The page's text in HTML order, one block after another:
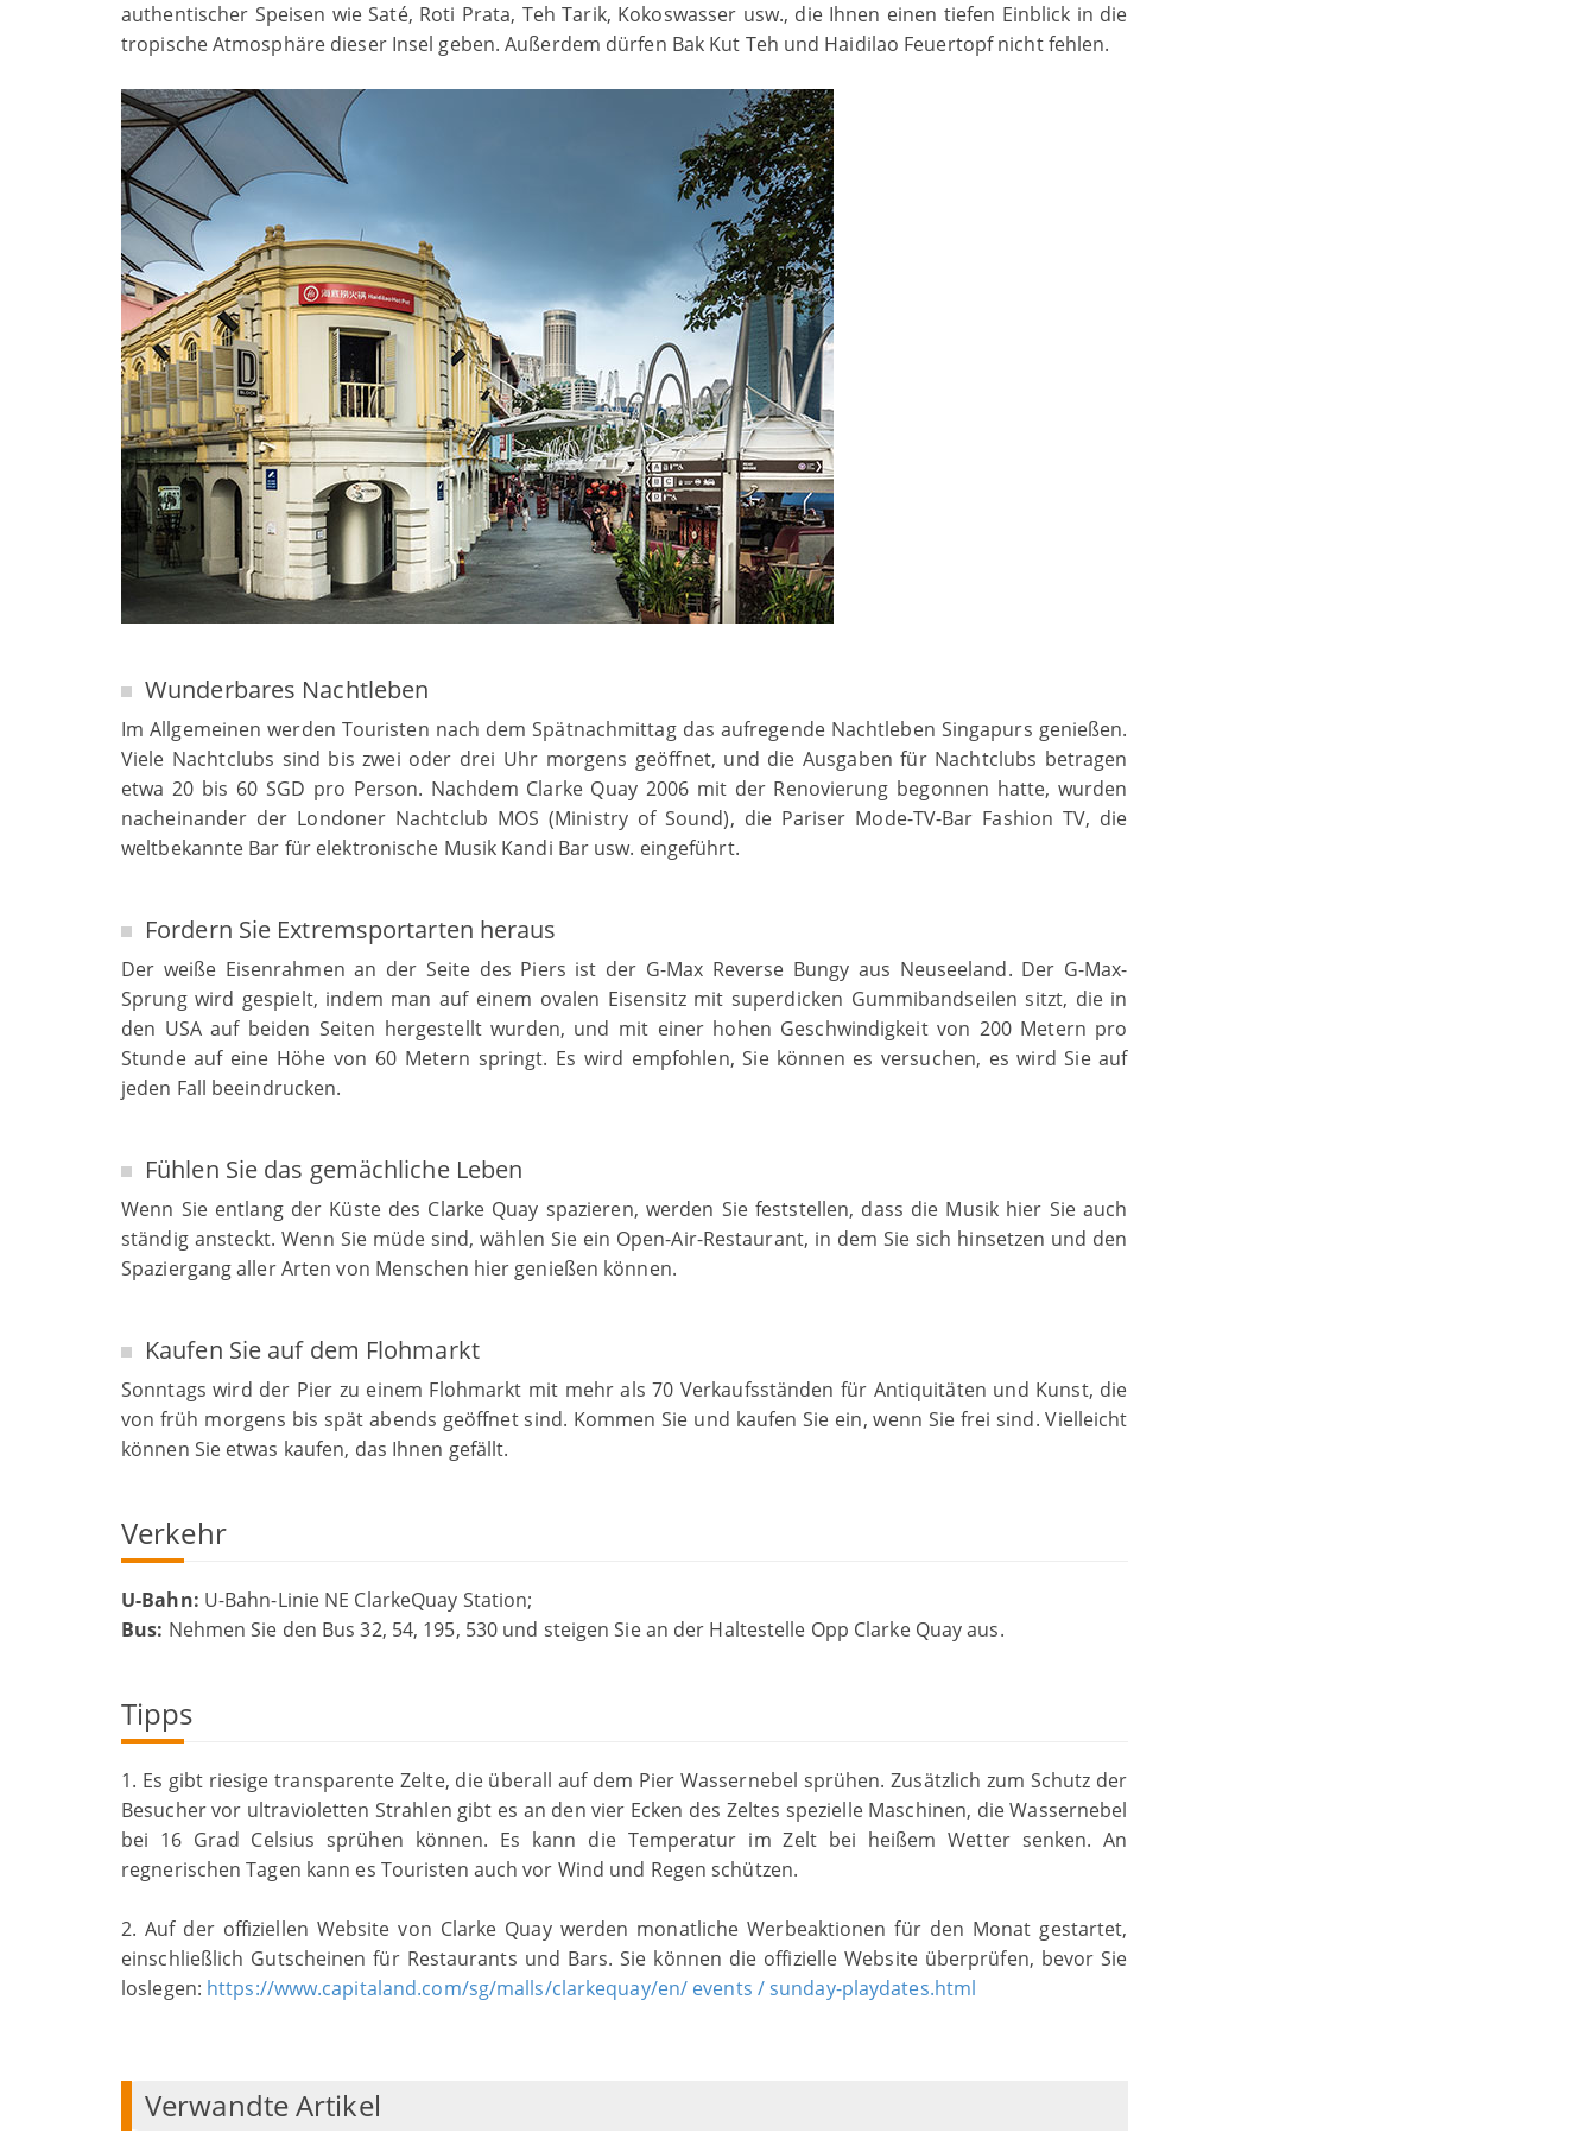
authentischer Speisen wie Saté, Roti Prata, Teh Tarik, Kokoswasser usw., die Ihnen einen tiefen Einblick in die
tropische Atmosphäre dieser Insel geben. Außerdem dürfen Bak Kut Teh und Haidilao Feuertopf nicht fehlen.
Wunderbares Nachtleben
Im Allgemeinen werden Touristen nach dem Spätnachmittag das aufregende Nachtleben Singapurs genießen.
Viele Nachtclubs sind bis zwei oder drei Uhr morgens geöffnet, und die Ausgaben für Nachtclubs betragen
etwa 20 bis 60 SGD pro Person. Nachdem Clarke Quay 2006 mit der Renovierung begonnen hatte, wurden
nacheinander der Londoner Nachtclub MOS (Ministry of Sound), die Pariser Mode-TV-Bar Fashion TV, die
weltbekannte Bar für elektronische Musik Kandi Bar usw. eingeführt.
Fordern Sie Extremsportarten heraus
Der weiße Eisenrahmen an der Seite des Piers ist der G-Max Reverse Bungy aus Neuseeland. Der G-Max-
Sprung wird gespielt, indem man auf einem ovalen Eisensitz mit superdicken Gummibandseilen sitzt, die in
den USA auf beiden Seiten hergestellt wurden, und mit einer hohen Geschwindigkeit von 200 Metern pro
Stunde auf eine Höhe von 60 Metern springt. Es wird empfohlen, Sie können es versuchen, es wird Sie auf
jeden Fall beeindrucken.
Fühlen Sie das gemächliche Leben
Wenn Sie entlang der Küste des Clarke Quay spazieren, werden Sie feststellen, dass die Musik hier Sie auch
ständig ansteckt. Wenn Sie müde sind, wählen Sie ein Open-Air-Restaurant, in dem Sie sich hinsetzen und den
Spaziergang aller Arten von Menschen hier genießen können.
Kaufen Sie auf dem Flohmarkt
Sonntags wird der Pier zu einem Flohmarkt mit mehr als 70 Verkaufsständen für Antiquitäten und Kunst, die
von früh morgens bis spät abends geöffnet sind. Kommen Sie und kaufen Sie ein, wenn Sie frei sind. Vielleicht
können Sie etwas kaufen, das Ihnen gefällt.
Verkehr
U-Bahn: U-Bahn-Linie NE ClarkeQuay Station;
Bus: Nehmen Sie den Bus 32, 54, 195, 530 und steigen Sie an der Haltestelle Opp Clarke Quay aus.
Tipps
1. Es gibt riesige transparente Zelte, die überall auf dem Pier Wassernebel sprühen. Zusätzlich zum Schutz der
Besucher vor ultravioletten Strahlen gibt es an den vier Ecken des Zeltes spezielle Maschinen, die Wassernebel
bei 16 Grad Celsius sprühen können. Es kann die Temperatur im Zelt bei heißem Wetter senken. An
regnerischen Tagen kann es Touristen auch vor Wind und Regen schützen.
2. Auf der offiziellen Website von Clarke Quay werden monatliche Werbeaktionen für den Monat gestartet,
einschließlich Gutscheinen für Restaurants und Bars. Sie können die offizielle Website überprüfen, bevor Sie
loslegen: https://www.capitaland.com/sg/malls/clarkequay/en/ events / sunday-playdates.html
Verwandte Artikel